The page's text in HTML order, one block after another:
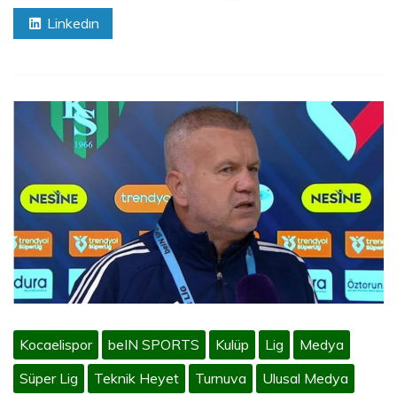
Linkedın
Kocaelispor beIN SPORTS Kulüp Lig
Medya
Süper Lig
Teknik Heyet Turnuva Ulusal Medya